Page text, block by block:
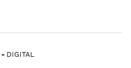
DIGITAL